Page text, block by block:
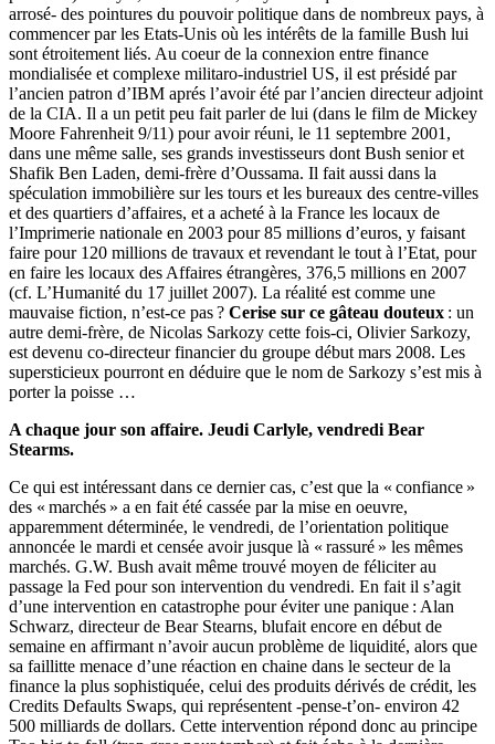
arrosé- des pointures du pouvoir politique dans de nombreux pays, à
commencer par les Etats-Unis où les intérêts de la famille Bush lui
sont étroitement liés. Au coeur de la connexion entre finance
mondialisée et complexe militaro-industriel US, il est présidé par
l’ancien patron d’IBM aprés l’avoir été par l’ancien directeur adjoint
de la CIA. Il a un petit peu fait parler de lui (dans le film de Mickey
Moore Fahrenheit 9/11) pour avoir réuni, le 11 septembre 2001,
dans une même salle, ses grands investisseurs dont Bush senior et
Shafik Ben Laden, demi-frère d’Oussama. Il fait aussi dans la
spéculation immobilière sur les tours et les bureaux des centre-villes
et des quartiers d’affaires, et a acheté à la France les locaux de
l’Imprimerie nationale en 2003 pour 85 millions d’euros, y faisant
faire pour 120 millions de travaux et revendant le tout à l’Etat, pour
en faire les locaux des Affaires étrangères, 376,5 millions en 2007
(cf. L’Humanité du 17 juillet 2007). La réalité est comme une
mauvaise fiction, n’est-ce pas ? Cerise sur ce gâteau douteux : un
autre demi-frère, de Nicolas Sarkozy cette fois-ci, Olivier Sarkozy,
est devenu co-directeur financier du groupe début mars 2008. Les
supersticieux pourront en déduire que le nom de Sarkozy s’est mis à
porter la poisse …
A chaque jour son affaire. Jeudi Carlyle, vendredi Bear
Stearms.
Ce qui est intéressant dans ce dernier cas, c’est que la « confiance »
des « marchés » a en fait été cassée par la mise en oeuvre,
apparemment déterminée, le vendredi, de l’orientation politique
annoncée le mardi et censée avoir jusque là « rassuré » les mêmes
marchés. G.W. Bush avait même trouvé moyen de féliciter au
passage la Fed pour son intervention du vendredi. En fait il s’agit
d’une intervention en catastrophe pour éviter une panique : Alan
Schwarz, directeur de Bear Stearns, blufait encore en début de
semaine en affirmant n’avoir aucun problème de liquidité, alors que
sa faillitte menace d’une réaction en chaine dans le secteur de la
finance la plus sophistiquée, celui des produits dérivés de crédit, les
Credits Defaults Swaps, qui représentent -pense-t’on- environ 42
500 milliards de dollars. Cette intervention répond donc au principe